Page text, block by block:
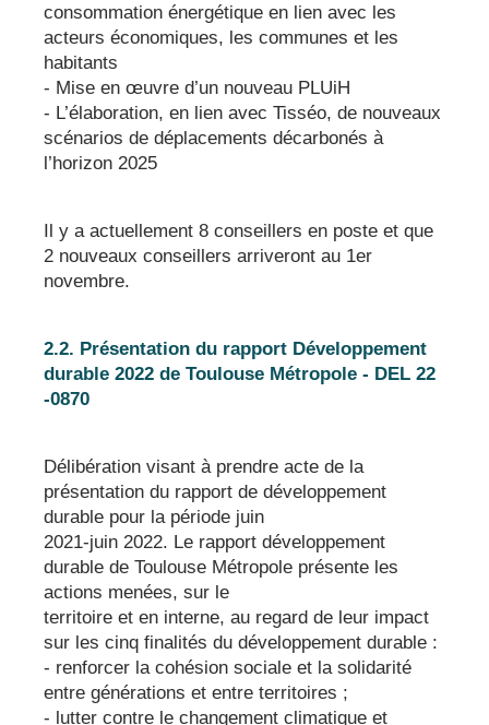
consommation énergétique en lien avec les
acteurs économiques, les communes et les
habitants
- Mise en œuvre d’un nouveau PLUiH
- L’élaboration, en lien avec Tisséo, de nouveaux
scénarios de déplacements décarbonés à
l’horizon 2025
Il y a actuellement 8 conseillers en poste et que
2 nouveaux conseillers arriveront au 1er
novembre.
2.2. Présentation du rapport Développement
durable 2022 de Toulouse Métropole - DEL 22
-0870
Délibération visant à prendre acte de la
présentation du rapport de développement
durable pour la période juin
2021-juin 2022. Le rapport développement
durable de Toulouse Métropole présente les
actions menées, sur le
territoire et en interne, au regard de leur impact
sur les cinq finalités du développement durable :
- renforcer la cohésion sociale et la solidarité
entre générations et entre territoires ;
- lutter contre le changement climatique et